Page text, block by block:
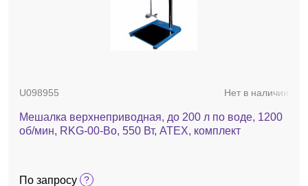
U098955 Нет в наличии
Мешалка верхнеприводная, до 200 л по воде, 1200
об/мин, RKG-00-Bo, 550 Вт, ATEX, комплект
По запросу